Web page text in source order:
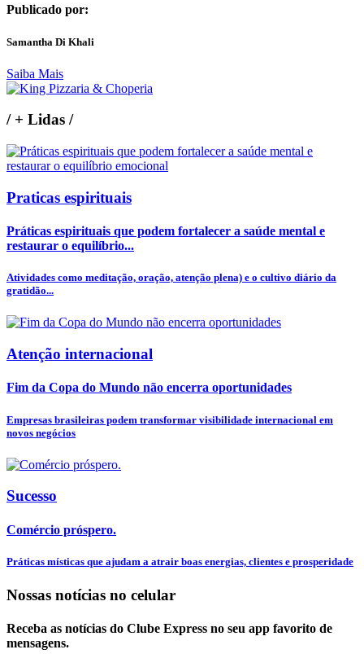
Publicado por:
Samantha Di Khali
Saiba Mais
/+ Lidas /
Praticas espirituais
Práticas espirituais que podem fortalecer a saúde mental e
restaurar o equilíbrio...
Atividades como meditação, oração, atenção plena) e o cultivo diário da
gratidão...
Atenção internacional
Fim da Copa do Mundo não encerra oportunidades
Empresas brasileiras podem transformar visibilidade internacional em
novos negócios
Sucesso
Comércio próspero.
Práticas místicas que ajudam a atrair boas energias, clientes e prosperidade
Nossas notícias no celular
Receba as notícias do Clube Express no seu app favorito de
mensagens.